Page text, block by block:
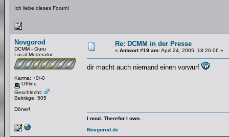
Ich liebe dieses Forum!
Novgorod
DCMM - Guru
Local Moderator
Karma: +0/-0
Offline
Geschlecht:
Beiträge: 505
Döner!
Re: DCMM in der Presse
« Antwort #19 am:April 24, 2005, 18:26:06 »
dir macht auch niemand einen vorwurf
I mod. Therefor I own.
Novgorod.de